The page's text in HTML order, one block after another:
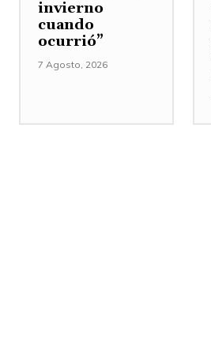
invierno
cuando
ocurrió”
7 Agosto, 2026